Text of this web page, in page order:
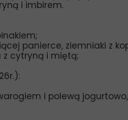
i imbirem.
panierce, ziemniaki z
z cytryną i miętą;
i polewą